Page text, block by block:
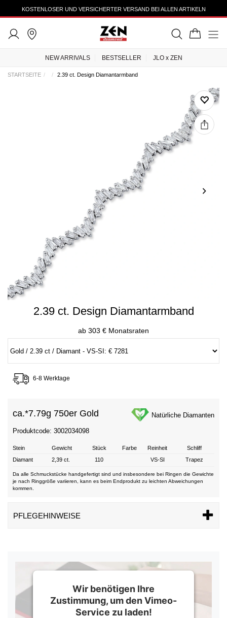
KOSTENLOSER UND VERSICHERTER VERSAND BEI ALLEN ARTIKELN
NEW ARRIVALS BESTSELLER JLO x ZEN
STARTSEITE 2.39 ct. Design Diamantarmband
2.39 ct. Design Diamantarmband
ab 303 € Monatsraten
6-8 Werktage
ca.*7.79g 750er Gold Natürliche Diamanten
Produktcode: 3002034098
Stein Gewicht Stück Farbe Reinheit
Schliff
Diamant
2,39 ct. 110 VS-SI Trapez
Da alle Schmuckstücke handgefertigt sind und insbesondere bei Ringen die Gewichte
je nach Ringgröße variieren, kann es beim Endprodukt zu leichten Abweichungen
kommen.
PFLEGEHINWEISE
Wir benötigen Ihre
Zustimmung, um den Vimeo-
Service zu laden!